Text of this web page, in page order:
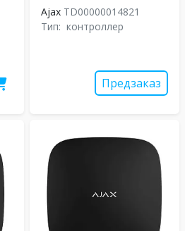
Ajax TD00000014821
Тип: контроллер
Предзаказ